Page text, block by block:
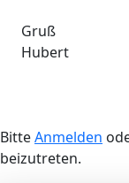
Gruß
Hubert
BitteAnmelden
beizutreten.